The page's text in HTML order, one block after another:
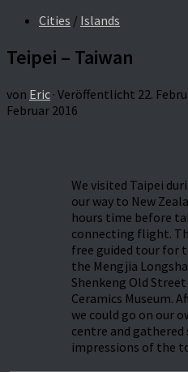
Cities / Islands
Teipei – Taiwan
von Eric · Veröffentlicht 22.
Februar 2016
We visited Taipei
our way to New
hours time before
connecting flight.
free guided tour for
the Mengjia
Shenkeng Old
Ceramics Museum.
we could go on our
centre and gathered
impressions of the